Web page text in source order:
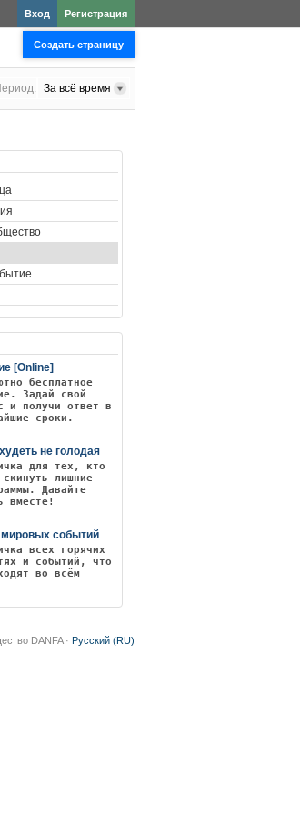
Регистрация
Вход
Создать страницу
За всё время
[Online]
бесплатное
Задай свой
и получи ответ в
сроки.
не голодая
для тех, кто
лишние
Давайте
вместе!
событий
всех горячих
и событий, что
во всём
DANFA · Русский (RU)